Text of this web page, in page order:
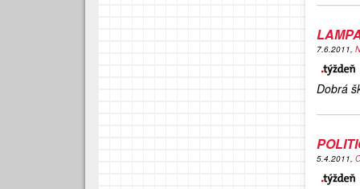
7.6.2011,
Dobrá
5.4.2011,